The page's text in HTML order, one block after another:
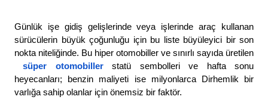
Günlük işe gidiş gelişlerinde veya işlerinde araç kullanan
sürücülerin büyük çoğunluğu için bu liste büyüleyici bir son
nokta niteliğinde. Bu hiper otomobiller ve sınırlı sayıda üretilen
süper otomobiller
statü sembolleri ve hafta sonu
heyecanları; benzin maliyeti ise milyonlarca Dirhemlik bir
varlığa sahip olanlar için önemsiz bir faktör.